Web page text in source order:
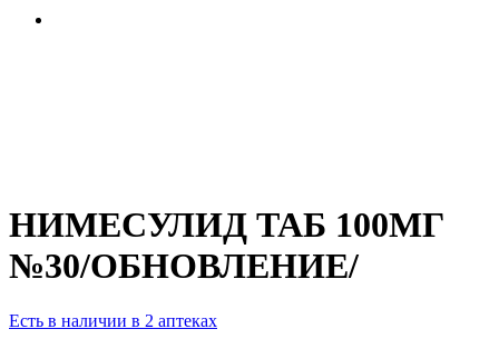
НИМЕСУЛИД ТАБ 100МГ
№30/ОБНОВЛЕНИЕ/
Есть в наличии в 2 аптеках